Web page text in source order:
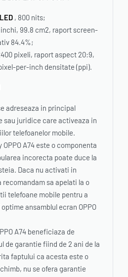
, 800 nits;
99.8 cm2, raport screen-
84.4%;
pixeli, raport aspect 20:9,
per-inch densitate (ppi).
adreseaza in principal
sau juridice care activeaza in
telefoanelor mobile.
OPPO A74 este o componenta
incorecta poate duce la
Daca nu activati in
recomandam sa apelati la o
telefoane mobile pentru a
ansamblul ecran OPPO
A74 beneficiaza de
de garantie fiind de 2 ani de la
faptului ca acesta este o
nu se ofera garantie